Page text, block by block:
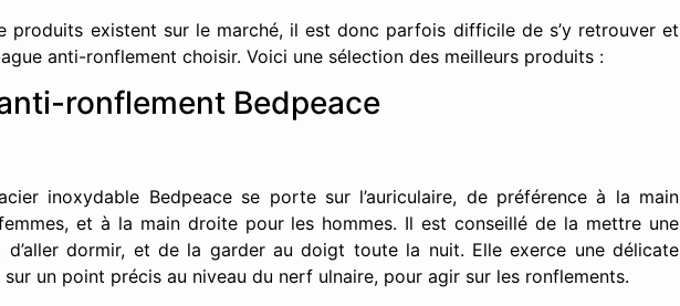
produits existent sur le marché, il est donc parfois difficile de s’y retrouver et
anti-ronflement choisir. Voici une sélection des meilleurs produits :
ronflement Bedpeace
inoxydable Bedpeace se porte sur l’auriculaire, de préférence à la main
et à la main droite pour les hommes. Il est conseillé de la mettre une
d’aller dormir, et de la garder au doigt toute la nuit. Elle exerce une délicate
un point précis au niveau du nerf ulnaire, pour agir sur les ronflements.